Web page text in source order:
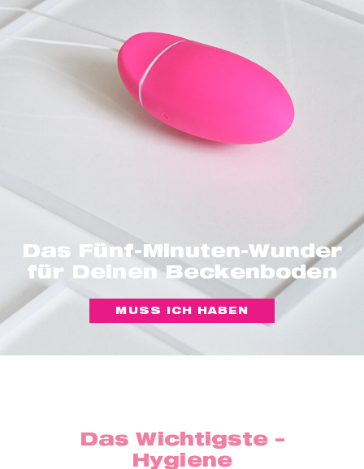
Das Fünf-Minuten-Wunder
für Deinen Beckenboden
MUSS ICH HABEN
Das Wichtigste –
Hygiene